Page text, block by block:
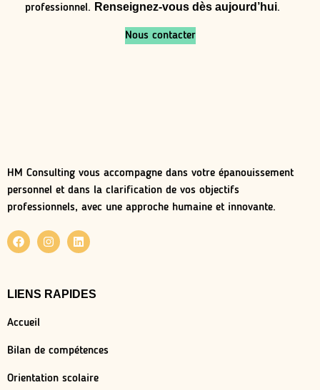
professionnel. Renseignez-vous dès aujourd’hui.
Nous contacter
HM Consulting vous accompagne dans votre épanouissement
personnel et dans la clarification de vos objectifs
professionnels, avec une approche humaine et innovante.
LIENS RAPIDES
Accueil
Bilan de compétences
Orientation scolaire